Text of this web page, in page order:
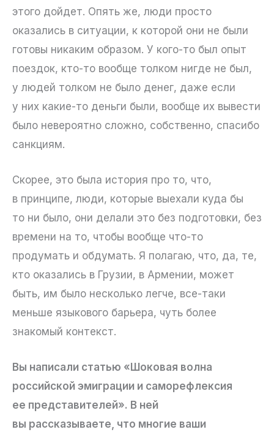
этого дойдет. Опять же, люди просто
оказались в ситуации, к которой они не были
готовы никаким образом. У кого-то был опыт
поездок, кто-то вообще толком нигде не был,
у людей толком не было денег, даже если
у них какие-то деньги были, вообще их вывести
было невероятно сложно, собственно, спасибо
санкциям.
Скорее, это была история про то, что,
в принципе, люди, которые выехали куда бы
то ни было, они делали это без подготовки, без
времени на то, чтобы вообще что-то
продумать и обдумать. Я полагаю, что, да, те,
кто оказались в Грузии, в Армении, может
быть, им было несколько легче, все-таки
меньше языкового барьера, чуть более
знакомый контекст.
Вы написали статью «Шоковая волна
российской эмиграции и саморефлексия
ее представителей». В ней
вы рассказываете, что многие ваши